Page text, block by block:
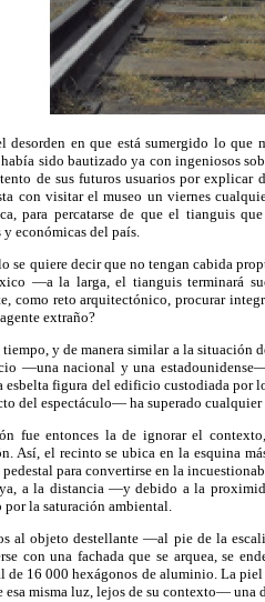
desorden en que está sumergido lo que
sido bautizado ya con ingeniosos
de sus futuros usuarios por explicar
con visitar el museo un viernes
para percatarse de que el tianguis
económicas del país.
se quiere decir que no tengan cabida
—a la larga, el tianguis terminará
como reto arquitectónico, procurar
extraño?
y de manera similar a la situación
—una nacional y una
esbelta figura del edificio custodiada por
del espectáculo— ha superado
fue entonces la de ignorar el
Así, el recinto se ubica en la esquina
pedestal para convertirse en la
a la distancia —y debido a la
por la saturación ambiental.
al objeto destellante —al pie de la
con una fachada que se arquea, se
16 000 hexágonos de aluminio. La
misma luz, lejos de su contexto— una